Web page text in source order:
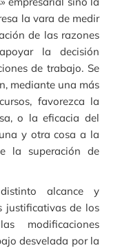
la vara de medir
de las razones
la decisión
de trabajo. Se
mediante una más
favorezca la
o la eficacia del
y otra cosa a la
la superación de
alcance y
justificativas de los
modificaciones
desvelada por la